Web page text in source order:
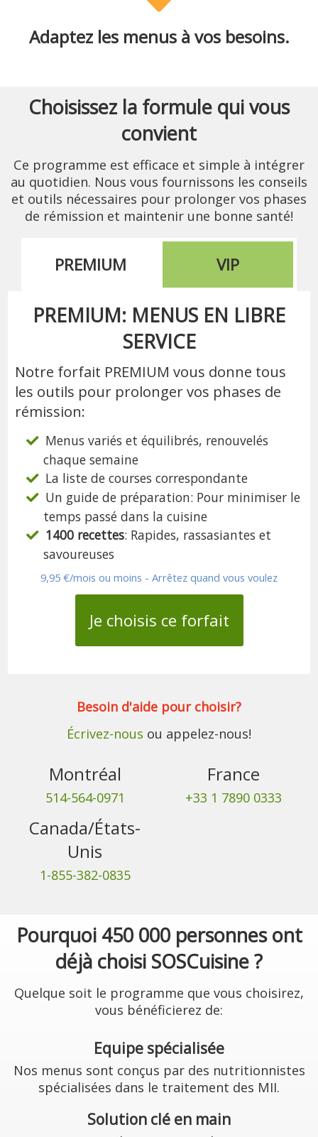
Adaptez les menus à vos besoins.
Choisissez la formule qui vous
convient
Ce programme est efficace et simple à intégrer
au quotidien. Nous vous fournissons les conseils
et outils nécessaires pour prolonger vos phases
de rémission et maintenir une bonne santé!
PREMIUM VIP
PREMIUM: MENUS EN LIBRE
SERVICE
Notre forfait PREMIUM vous donne tous
les outils pour prolonger vos phases de
rémission:
Menus variés et équilibrés, renouvelés
chaque semaine
La liste de courses correspondante
Un guide de préparation: Pour minimiser le
temps passé dans la cuisine
1400 recettes: Rapides, rassasiantes et
savoureuses
9,95 €/mois ou moins - Arrêtez quand vous voulez
Je choisis ce forfait
Besoin d'aide pour choisir?
Écrivez-nous ou appelez-nous!
Montréal
514-564-0971
Canada/États-
Unis
1-855-382-0835
France
+33 1 7890 0333
Pourquoi 450 000 personnes ont
déjà choisi SOSCuisine ?
Quelque soit le programme que vous choisirez,
vous bénéficierez de:
Equipe spécialisée
Nos menus sont conçus par des nutritionnistes
spécialisées dans le traitement des MII.
Solution clé en main